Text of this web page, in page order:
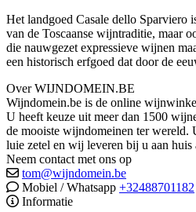
Het landgoed Casale dello Sparviero
van de Toscaanse wijntraditie, maar
die nauwgezet expressieve wijnen
een historisch erfgoed dat door de
Over WIJNDOMEIN.BE
Wijndomein.be is de online
U heeft keuze uit meer dan 1500
de mooiste wijndomeinen ter wereld.
luie zetel en wij leveren bij u aan huis
Neem contact met ons op
tom@wijndomein.be
Mobiel / Whatsapp +32488701182
Informatie